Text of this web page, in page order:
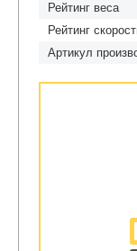
Рейтинг веса
Рейтинг
Артикул